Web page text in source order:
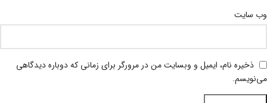
وب‌ سایت
ذخیره نام، ایمیل و وبسایت من در مرورگر برای زمانی که دوباره دیدگاهی
می‌نویسم.